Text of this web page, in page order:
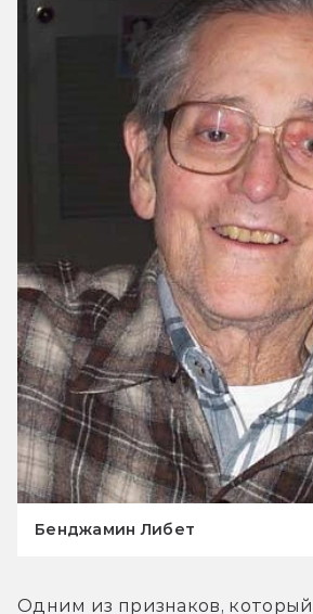
Бенджамин Либет
Одним из признаков,